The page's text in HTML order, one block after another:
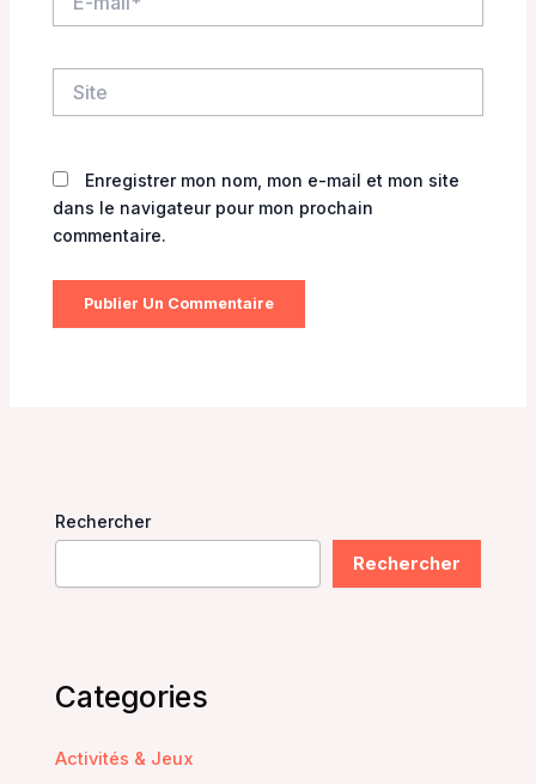
mail*
Enregistrer mon nom, mon e-mail et mon site
dans le navigateur pour mon prochain
commentaire.
Rechercher
Rechercher
Categories
Activités & Jeux